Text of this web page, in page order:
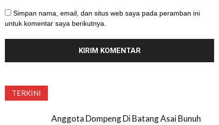
Simpan nama, email, dan situs web saya pada peramban ini
untuk komentar saya berikutnya.
TERKINI
Anggota Dompeng Di Batang Asai Bunuh